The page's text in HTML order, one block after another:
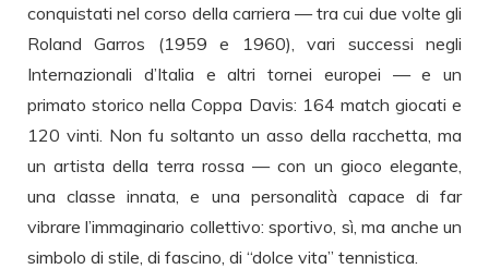
conquistati nel corso della carriera — tra cui due volte gli
Roland Garros (1959 e 1960), vari successi negli
Internazionali d’Italia e altri tornei europei — e un
primato storico nella Coppa Davis: 164 match giocati e
120 vinti. Non fu soltanto un asso della racchetta, ma
un artista della terra rossa — con un gioco elegante,
una classe innata, e una personalità capace di far
vibrare l’immaginario collettivo: sportivo, sì, ma anche un
simbolo di stile, di fascino, di “dolce vita” tennistica.